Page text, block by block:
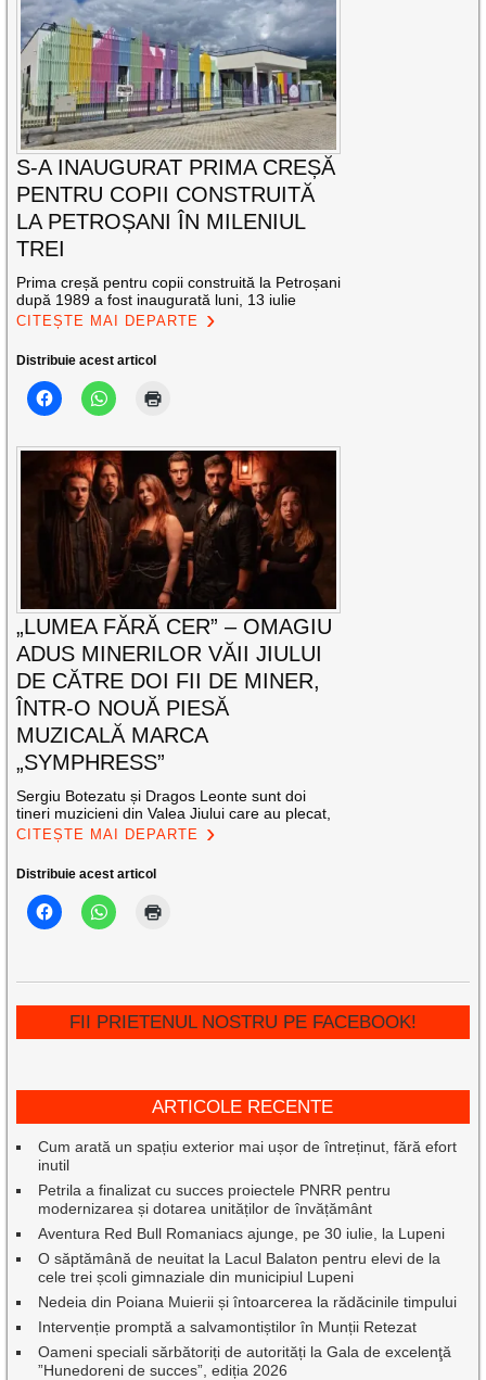
S-A INAUGURAT PRIMA CREȘĂ
PENTRU COPII CONSTRUITĂ
LA PETROȘANI ÎN MILENIUL
TREI
Prima creșă pentru copii construită la Petroșani
după 1989 a fost inaugurată luni, 13 iulie
CITEȘTE MAI DEPARTE
Distribuie acest articol
„LUMEA FĂRĂ CER” – OMAGIU
ADUS MINERILOR VĂII JIULUI
DE CĂTRE DOI FII DE MINER,
ÎNTR-O NOUĂ PIESĂ
MUZICALĂ MARCA
„SYMPHRESS”
Sergiu Botezatu și Dragos Leonte sunt doi
tineri muzicieni din Valea Jiului care au plecat,
CITEȘTE MAI DEPARTE
Distribuie acest articol
FII PRIETENUL NOSTRU PE FACEBOOK!
ARTICOLE RECENTE
Cum arată un spațiu exterior mai ușor de întreținut, fără efort
inutil
Petrila a finalizat cu succes proiectele PNRR pentru
modernizarea și dotarea unităților de învățământ
Aventura Red Bull Romaniacs ajunge, pe 30 iulie, la Lupeni
O săptămână de neuitat la Lacul Balaton pentru elevi de la
cele trei școli gimnaziale din municipiul Lupeni
Nedeia din Poiana Muierii și întoarcerea la rădăcinile timpului
Intervenție promptă a salvamontiștilor în Munții Retezat
Oameni speciali sărbătoriți de autorități la Gala de excelenţă
”Hunedoreni de succes”, ediția 2026